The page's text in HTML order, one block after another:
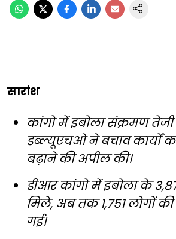
सारांश
कांगो में इबोला संक्रमण
डब्ल्यूएचओ ने बचाव कार्यों
बढ़ाने की अपील की।
डीआर कांगो में इबोला के
मिले, अब तक 1,751 लोगों की
गई।